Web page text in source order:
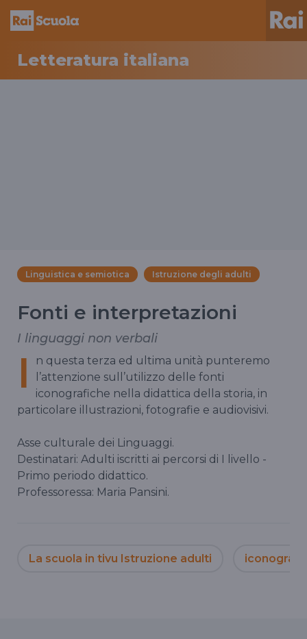
Letteratura italiana
Linguistica e semiotica Istruzione degli adulti
Fonti e interpretazioni
I linguaggi non verbali
I
n questa terza ed ultima unità punteremo
l’attenzione sull’utilizzo delle fonti
iconografiche nella didattica della storia, in
particolare illustrazioni, fotografie e audiovisivi.
Asse culturale dei Linguaggi.
Destinatari: Adulti iscritti ai percorsi di I livello -
Primo periodo didattico.
Professoressa: Maria Pansini.
La scuola in tivu Istruzione adulti